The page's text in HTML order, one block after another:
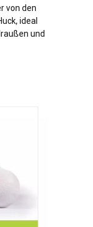
von den
ideal
und